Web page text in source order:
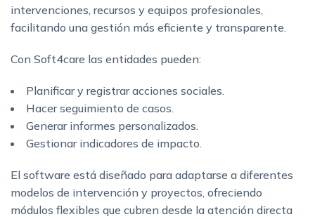
intervenciones, recursos y equipos profesionales,
facilitando una gestión más eficiente y transparente.
Con Soft4care las entidades pueden:
Planificar y registrar acciones sociales.
Hacer seguimiento de casos.
Generar informes personalizados.
Gestionar indicadores de impacto.
El software está diseñado para adaptarse a diferentes
modelos de intervención y proyectos, ofreciendo
módulos flexibles que cubren desde la atención directa